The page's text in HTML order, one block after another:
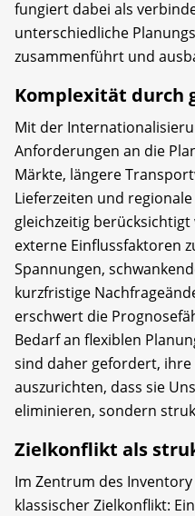
fungiert dabei als
unterschiedliche
zusammenführt und
Komplexität durch
Mit der
Anforderungen an die
Märkte, längere
Lieferzeiten und
gleichzeitig
externe Einflussfaktoren
Spannungen,
kurzfristige
erschwert die
Bedarf an flexiblen
sind daher gefordert, ihre
auszurichten, dass sie
eliminieren, sondern
Zielkonflikt als
Im Zentrum des
klassischer Zielkonflikt: